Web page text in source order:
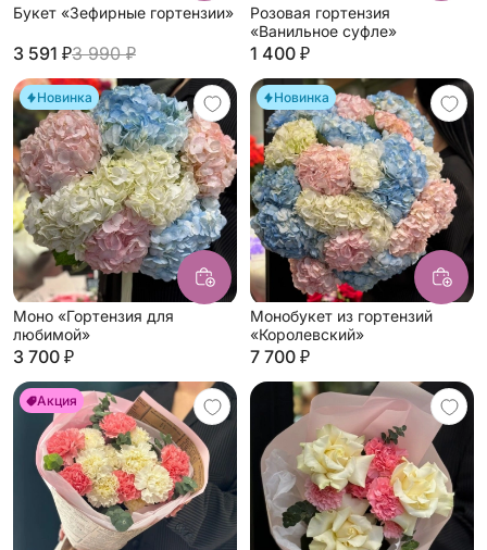
Букет «Зефирные гортензии»
3 591 ₽3 990 ₽
Розовая гортензия
«Ванильное суфле»
1 400 ₽
Новинка
Моно «Гортензия для
любимой»
3 700 ₽
Новинка
Монобукет из гортензий
«Королевский»
7 700 ₽
Акция